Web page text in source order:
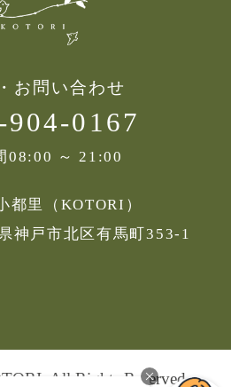
お問い合わせ
904-0167
08:00 ～ 21:00
都里（KOTORI）
神戸市北区有馬町353-1
All Rights Reserved.